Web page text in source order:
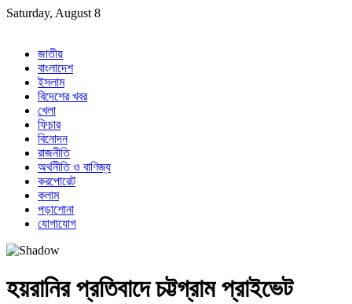
Skip
Saturday, August 8
জাতীয়
বাংলাদেশ
ইসলাম
বিদেশের খবর
খেলা
ফিচার
বিনোদন
রাজনীতি
অর্থনীতি ও বাণিজ্য
করপোরেট
কলাম
পড়াশোনা
যোগাযোগ
হয়রানির প্রতিবাদে চট্টগ্রাম প্রাইভেট